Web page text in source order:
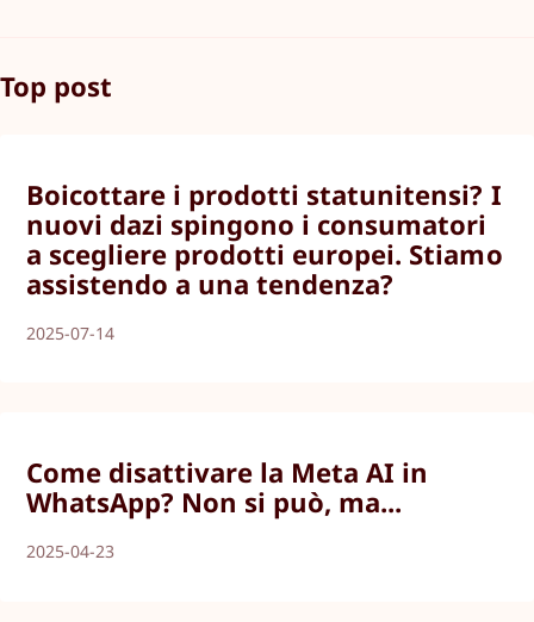
Top post
Boicottare i prodotti statunitensi? I
nuovi dazi spingono i consumatori
a scegliere prodotti europei. Stiamo
assistendo a una tendenza?
2025-07-14
Come disattivare la Meta AI in
WhatsApp? Non si può, ma...
2025-04-23